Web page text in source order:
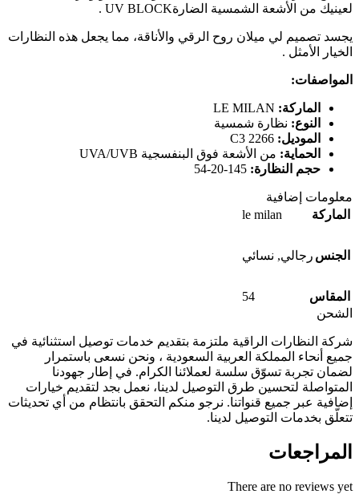
لعينيك من الأشعة الشمسية الضارةUV BLOCK .
يجسد تصميم لي ميلان روح الرقي والأناقة، مما يجعل هذه النظارات
الخيار الأمثل .
المواصفات:
الماركة:
النوع: نظارة شمسية
الموديل:
الحماية: من الأشعة فوق البنفسجية UVA/UVB
حجم النظارة:
معلومات إضافية
الماركة
le milan
الجنس رجالي, نسائي
المقاس
54
الشحن
شركة النظارات الراقية ملتزمة بتقديم خدمات توصيل استثنائية في
جميع أنحاء المملكة العربية السعودية ، ونحن نسعى باستمرار
لضمان تجربة تسوّق سلسة لعملائنا الكرام. في إطار جهودنا
المتواصلة لتحسين طرق التوصيل لدينا، نعمل بجد لتقديم خيارات
إضافية عبر جميع قنواتنا. نرجو منكم التحقق بانتظام من أي تحديثات
تتعلّق بخدمات التوصيل لدينا.
المراجعات
There are no reviews yet